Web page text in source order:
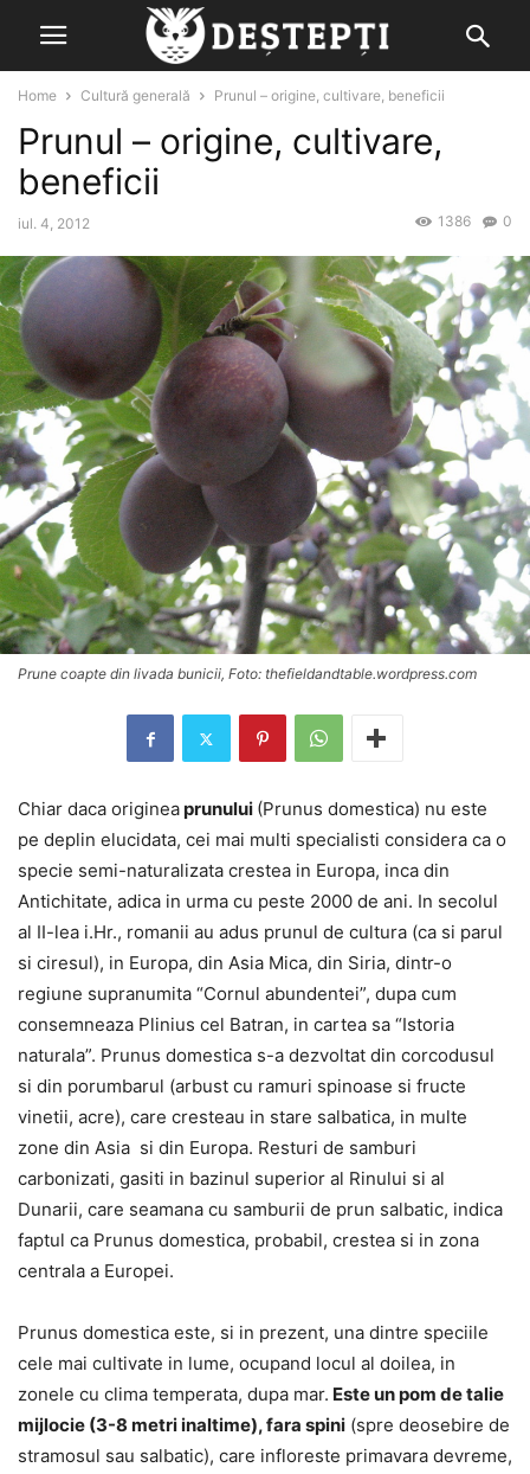
Home Cultură generală Prunul – origine, cultivare, beneficii
Prunul – origine, cultivare,
beneficii
iul. 4, 2012 0
1386
Prune coapte din livada bunicii, Foto: thefieldandtable.wordpress.com
Chiar daca origineaprunului (Prunus domestica) nu este
pe deplin elucidata, cei mai multi specialisti considera ca o
specie semi-naturalizata crestea in Europa, inca din
Antichitate, adica in urma cu peste 2000 de ani. In secolul
al II-lea i.Hr., romanii au adus prunul de cultura (ca si parul
si ciresul), in Europa, din Asia Mica, din Siria, dintr-o
regiune supranumita “Cornul abundentei”, dupa cum
consemneaza Plinius cel Batran, in cartea sa “Istoria
naturala”. Prunus domestica s-a dezvoltat din corcodusul
si din porumbarul (arbust cu ramuri spinoase si fructe
vinetii, acre), care cresteau in stare salbatica, in multe
zone din Asia si din Europa. Resturi de samburi
carbonizati, gasiti in bazinul superior al Rinului si al
Dunarii, care seamana cu samburii de prun salbatic, indica
faptul ca Prunus domestica, probabil, crestea si in zona
centrala a Europei.
Prunus domestica este, si in prezent, una dintre speciile
cele mai cultivate in lume, ocupand locul al doilea, in
zonele cu clima temperata, dupa mar. Este un pom de talie
mijlocie (3-8 metri inaltime), fara spini (spre deosebire de
stramosul sau salbatic), care infloreste primavara devreme,